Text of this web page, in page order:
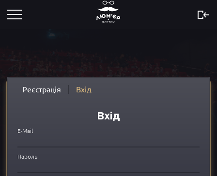
Новини
Сертифікати
Реєстрація Вхід
Вхід
E-Mail
Пароль